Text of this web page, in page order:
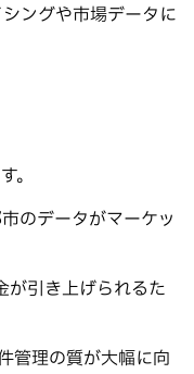
ングや市場データに
。
のデータがマーケッ
が引き上げられるた
管理の質が大幅に向